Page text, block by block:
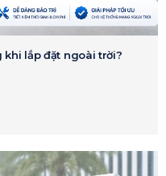
khi lắp đặt ngoài trời?